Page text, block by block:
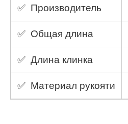
✅ Производитель
✅ Общая длина
✅ Длина клинка
✅ Материал рукояти